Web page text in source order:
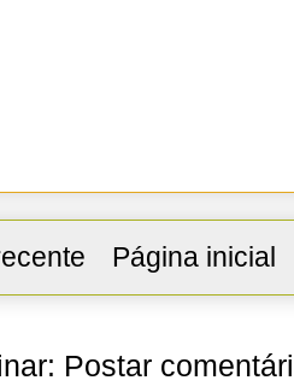
Página inicial
Postar